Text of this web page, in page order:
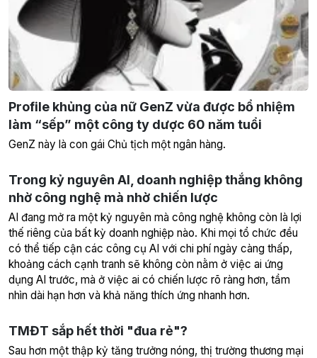
Profile khủng của nữ GenZ vừa được bổ nhiệm
làm “sếp” một công ty dược 60 năm tuổi
GenZ này là con gái Chủ tịch một ngân hàng.
Trong kỷ nguyên AI, doanh nghiệp thắng không
nhờ công nghệ mà nhờ chiến lược
AI đang mở ra một kỷ nguyên mà công nghệ không còn là lợi
thế riêng của bất kỳ doanh nghiệp nào. Khi mọi tổ chức đều
có thể tiếp cận các công cụ AI với chi phí ngày càng thấp,
khoảng cách cạnh tranh sẽ không còn nằm ở việc ai ứng
dụng AI trước, mà ở việc ai có chiến lược rõ ràng hơn, tầm
nhìn dài hạn hơn và khả năng thích ứng nhanh hơn.
TMĐT sắp hết thời "đua rẻ"?
Sau hơn một thập kỷ tăng trưởng nóng, thị trường thương mại